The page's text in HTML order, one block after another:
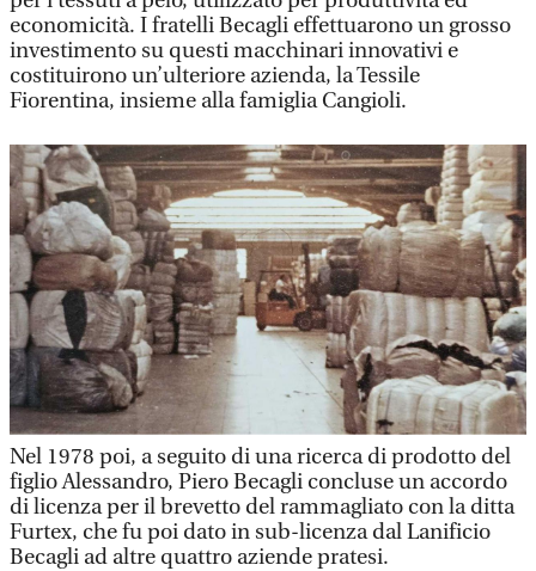
economicità. I fratelli Becagli effettuarono un grosso
investimento su questi macchinari innovativi e
costituirono un’ulteriore azienda, la Tessile
Fiorentina, insieme alla famiglia Cangioli.
Nel 1978 poi, a seguito di una ricerca di prodotto del
figlio Alessandro, Piero Becagli concluse un accordo
di licenza per il brevetto del rammagliato con la ditta
Furtex, che fu poi dato in sub-licenza dal Lanificio
Becagli ad altre quattro aziende pratesi.